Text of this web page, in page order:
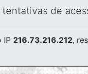
de
IP 216.73.216.212,